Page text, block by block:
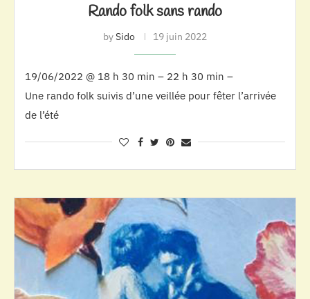
Rando folk sans rando
bySido 19 juin 2022
19/06/2022 @ 18 h 30 min – 22 h 30 min –
Une rando folk suivis d’une veillée pour fêter l’arrivée
de l’été